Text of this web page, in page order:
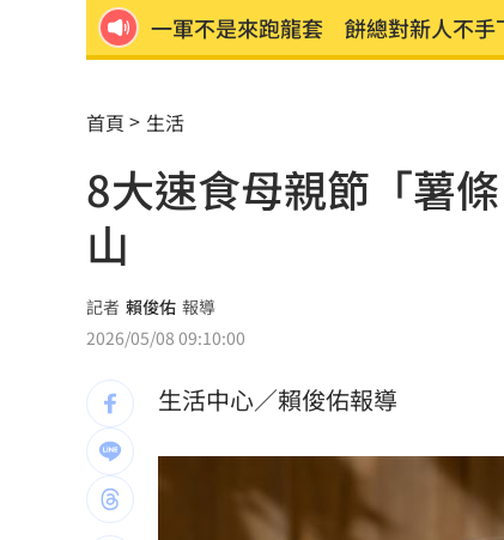
一軍不是來跑龍套 餅總對新人不手
孫易磊登板2局2K無失分！ 飆156公
直擊／NEWBEAT高雄首秀 震胸舞
傅家接班人幕僚酒駕遭移送！公所火
獅子座新月伴日蝕！12星座一週運勢
桃猿二軍單場僅3投 副領隊曝下週可
颱風硬闖海邊！巨浪來1家4剩3 男童
大盤收紅、正二反跌？ 拆解槓反
首頁 生活
8大速食母親節「薯
山
記者 賴俊佑 報導
2026/05/08 09:10:00
生活中心／賴俊佑報導